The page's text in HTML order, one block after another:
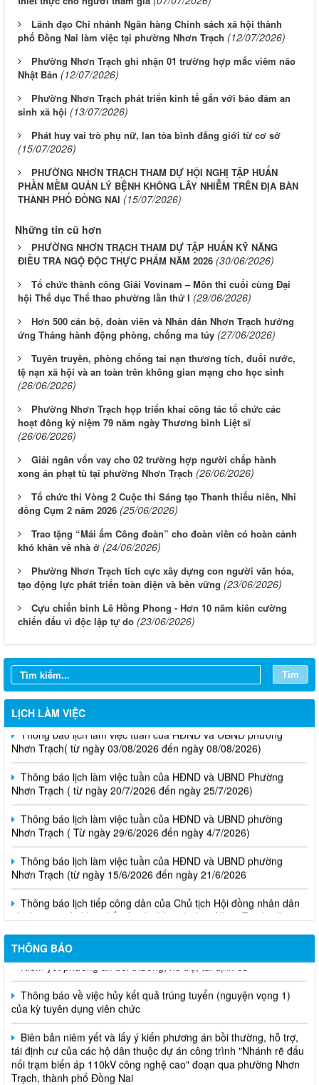
Lãnh đạo Chi nhánh Ngân hàng Chính sách xã hội thành
phố Đồng Nai làm việc tại phường Nhơn Trạch (12/07/2026)
Phường Nhơn Trạch ghi nhận 01 trường hợp mắc viêm não
Nhật Bản (12/07/2026)
Phường Nhơn Trạch phát triển kinh tế gắn với bảo đảm an
sinh xã hội (13/07/2026)
Phát huy vai trò phụ nữ, lan tỏa bình đẳng giới từ cơ sở
(15/07/2026)
PHƯỜNG NHƠN TRẠCH THAM DỰ HỘI NGHỊ TẬP HUẤN
PHẦN MỀM QUẢN LÝ BỆNH KHÔNG LÂY NHIỄM TRÊN ĐỊA BÀN
THÀNH PHỐ ĐỒNG NAI (15/07/2026)
Những tin cũ hơn
PHƯỜNG NHƠN TRẠCH THAM DỰ TẬP HUẤN KỸ NĂNG
ĐIỀU TRA NGỘ ĐỘC THỰC PHẨM NĂM 2026 (30/06/2026)
Tổ chức thành công Giải Vovinam – Môn thi cuối cùng Đại
hội Thể dục Thể thao phường lần thứ I (29/06/2026)
Hơn 500 cán bộ, đoàn viên và Nhân dân Nhơn Trạch hưởng
ứng Tháng hành động phòng, chống ma túy (27/06/2026)
Tuyên truyền, phòng chống tai nạn thương tích, đuối nước,
tệ nạn xã hội và an toàn trên không gian mạng cho học sinh
(26/06/2026)
Phường Nhơn Trạch họp triển khai công tác tổ chức các
hoạt đông kỷ niệm 79 năm ngày Thương binh Liệt sĩ
(26/06/2026)
Giải ngân vốn vay cho 02 trường hợp người chấp hành
xong án phạt tù tại phường Nhơn Trạch (26/06/2026)
Tổ chức thi Vòng 2 Cuộc thi Sáng tạo Thanh thiếu niên, Nhi
đồng Cụm 2 năm 2026 (25/06/2026)
Trao tặng “Mái ấm Công đoàn” cho đoàn viên có hoàn cảnh
khó khăn về nhà ở (24/06/2026)
Phường Nhơn Trạch tích cực xây dựng con người văn hóa,
tạo động lực phát triển toàn diện và bền vững (23/06/2026)
Cựu chiến binh Lê Hồng Phong - Hơn 10 năm kiên cường
chiến đấu vì độc lập tự do (23/06/2026)
Tìm
LỊCH LÀM VIỆC
Thông báo lịch làm việc tuần của HĐND và UBND phường
Nhơn Trạch( từ ngày 03/08/2026 đến ngày 08/08/2026)
Thông báo lịch làm việc tuần của HĐND và UBND Phường
Nhơn Trạch ( từ ngày 20/7/2026 đến ngày 25/7/2026)
Thông báo lịch làm việc tuần của HĐND và UBND phường
Nhơn Trạch ( Từ ngày 29/6/2026 đến ngày 4/7/2026)
Thông báo lịch làm việc tuần của HĐND và UBND phường
Nhơn Trạch (từ ngày 15/6/2026 đến ngày 21/6/2026
Thông báo lịch tiếp công dân của Chủ tịch Hội đồng nhân dân
phường tại các khu phố trên địa bàn phường Nhơn Trạch năm
2026
THÔNG BÁO
Niêm yết phương án bồi thường, hỗ trợ, tái định cư
Thông báo về việc hủy kết quả trúng tuyển (nguyện vọng 1)
của kỳ tuyên dụng viên chức
Biên bản niêm yết và lấy ý kiến phương án bồi thường, hỗ trợ,
tái định cư của các hộ dân thuộc dự án công trình "Nhánh rẽ đấu
nối trạm biến áp 110kV công nghệ cao" đoạn qua phường Nhơn
Trạch, thành phố Đồng Nai